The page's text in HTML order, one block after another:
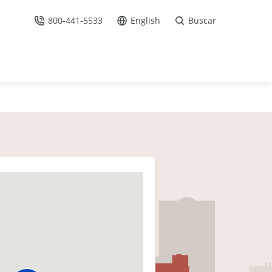
Llámenos
800-441-5533 Ir al sitio en Español /
English Buscar